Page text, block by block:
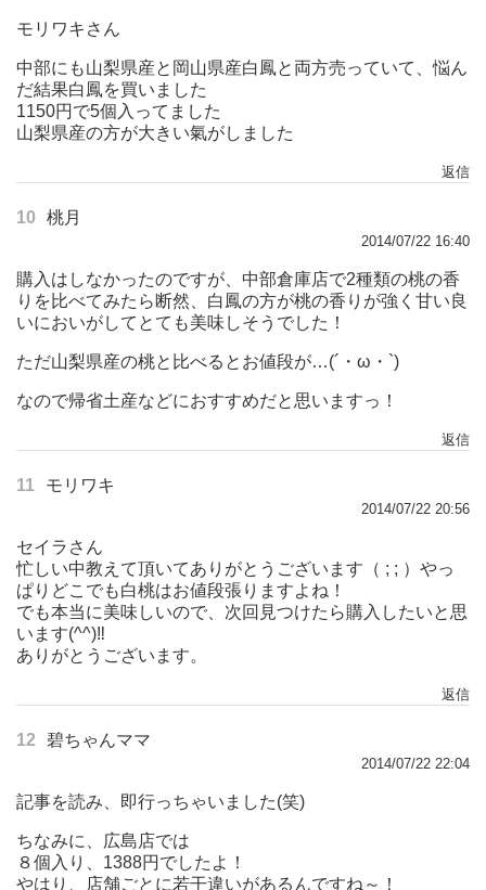
モリワキさん
中部にも山梨県産と岡山県産白鳳と両方売っていて、悩ん
だ結果白鳳を買いました
1150円で5個入ってました
山梨県産の方が大きい氣がしました
返信
10 桃月
2014/07/22 16:40
購入はしなかったのですが、中部倉庫店で2種類の桃の香
りを比べてみたら断然、白鳳の方が桃の香りが強く甘い良
いにおいがしてとても美味しそうでした！
ただ山梨県産の桃と比べるとお値段が…(´・ω・`)
なので帰省土産などにおすすめだと思いますっ！
返信
11 モリワキ
2014/07/22 20:56
セイラさん
忙しい中教えて頂いてありがとうございます（ ; ; ）やっ
ぱりどこでも白桃はお値段張りますよね！
でも本当に美味しいので、次回見つけたら購入したいと思
います(^^)‼︎
ありがとうございます。
返信
12 碧ちゃんママ
2014/07/22 22:04
記事を読み、即行っちゃいました(笑)
ちなみに、広島店では
８個入り、1388円でしたよ！
やはり、店舗ごとに若干違いがあるんですね～！